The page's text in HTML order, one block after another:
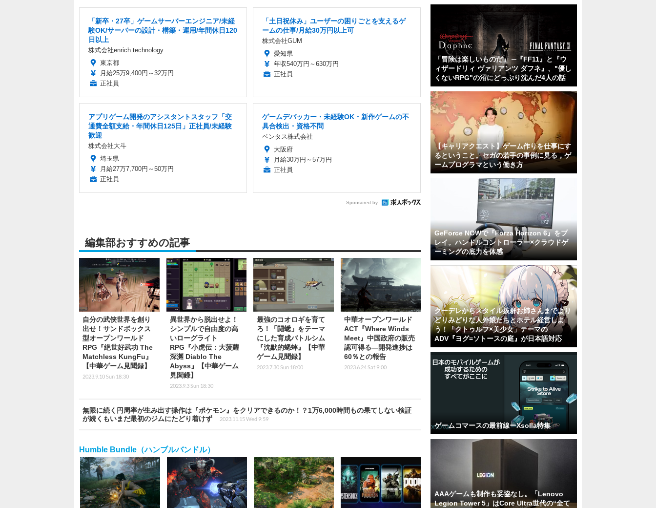
「新卒・27卒」ゲームサーバーエンジニア/未経
験OK/サーバーの設計・構築・運用/年間休日120
日以上
株式会社enrich technology
東京都
月給25万9,400円～32万円
正社員
「土日祝休み」ユーザーの困りごとを支えるゲ
ームの仕事/月給30万円以上可
株式会社GUM
愛知県
年収540万円～630万円
正社員
アプリゲーム開発のアシスタントスタッフ「交
通費全額支給・年間休日125日」正社員/未経験
歓迎
株式会社大斗
埼玉県
月給27万7,700円～50万円
正社員
ゲームデバッカー・未経験OK・新作ゲームの不
具合検出・資格不問
ベンタス株式会社
大阪府
月給30万円～57万円
正社員
Sponsored by
編集部おすすめの記事
自分の武侠世界を創り
出せ！サンドボックス
型オープンワールド
RPG『絶世好武功 The
Matchless KungFu』
【中華ゲーム見聞録】
2023.9.10 Sun 18:30
異世界から脱出せよ！
シンプルで自由度の高
いローグライト
RPG『小虎伝：大菠蘿
深渊 Diablo The
Abyss』【中華ゲーム
見聞録】
2023.9.3 Sun 18:30
最強のコオロギを育て
ろ！「闘蟋」をテーマ
にした育成バトルシム
『沈默的蟋蟀』【中華
ゲーム見聞録】
2023.7.30 Sun 18:00
中華オープンワールド
ACT『Where Winds
Meet』中国政府の販売
認可得る―開発進捗は
60％との報告
2023.6.24 Sat 9:00
無限に続く円周率が生み出す操作は『ポケモン』をクリアできるのか！？1万6,000時間もの果てしない検証
が続くもいまだ最初のジムにたどり着けず
2023.11.15 Wed 9:59
Humble Bundle（ハンブルバンドル）
「冒険は楽しいものだ」 ─『FF11』と『ウ
ィザードリィ ヴァリアンツ ダフネ』、"優し
くないRPG"の沼にどっぷり沈んだ4人の話
【キャリアクエスト】ゲーム作りを仕事にす
るということ。セガの若手の事例に見る，ゲ
ームプログラマという働き方
GeForce NOWで『Forza Horizon 6』をプ
レイ。ハンドルコントローラー×クラウドゲ
ーミングの底力を体感
クーデレからスタイル抜群お姉さんまでより
どりみどりな人外娘たちとホテル経営しよ
う！「クトゥルフ×美少女」テーマの
ADV『ヨグ=ソトースの庭』が日本語対応
ゲームコマースの最前線ーXsolla特集
AAAゲームも制作も妥協なし。「Lenovo
Legion Tower 5」はCore Ultra世代の“全て